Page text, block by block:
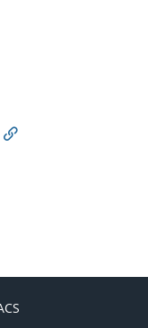
sur Facebook
sur LinkedIn